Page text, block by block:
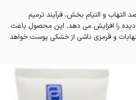
و التیام بخش، فرآیند ترمیم
را افزایش می دهد. این محصول باعث
و قرمزی ناشی از خشکی پوست خواهد